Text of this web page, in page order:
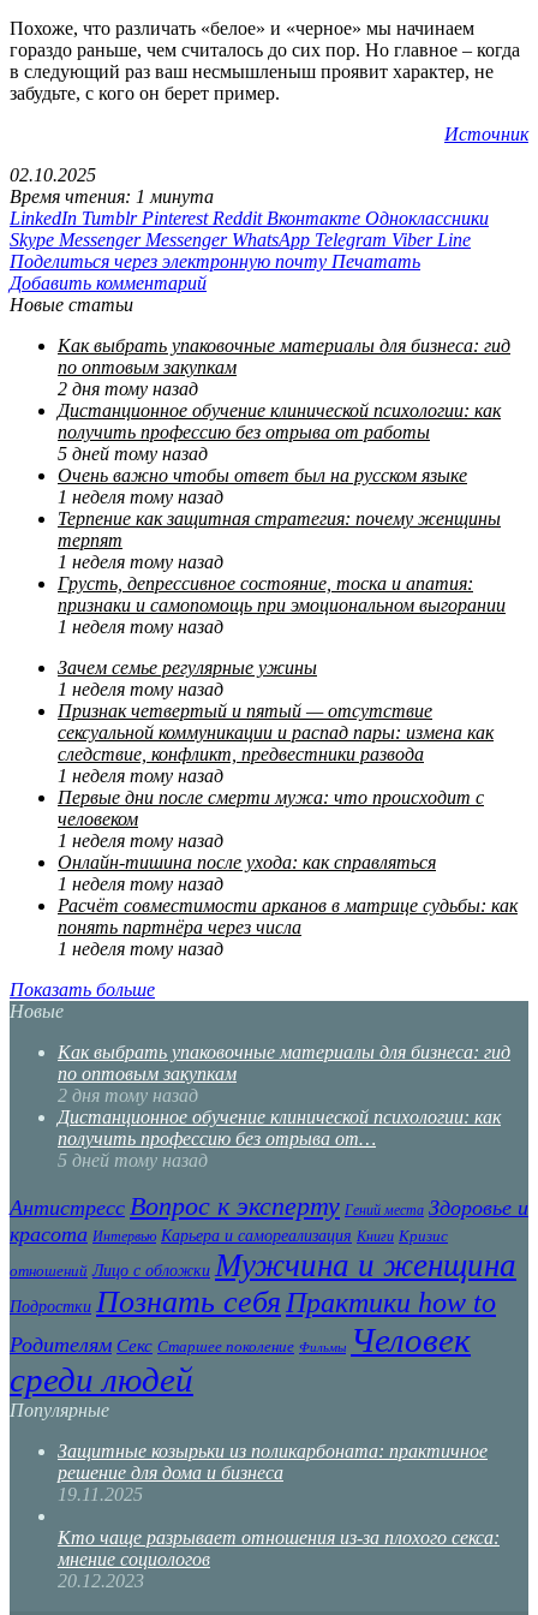
Похоже, что различать «белое» и «черное» мы начинаем
гораздо раньше, чем считалось до сих пор. Но главное – когда
в следующий раз ваш несмышленыш проявит характер, не
забудьте, с кого он берет пример.
Источник
02.10.2025
Время чтения: 1 минута
LinkedIn Tumblr Pinterest Reddit Вконтакте Одноклассники
Skype Messenger Messenger WhatsApp Telegram Viber Line
Поделиться через электронную почту Печатать
Добавить комментарий
Новые статьи
Как выбрать упаковочные материалы для бизнеса: гид
по оптовым закупкам
2 дня тому назад
Дистанционное обучение клинической психологии: как
получить профессию без отрыва от работы
5 дней тому назад
Очень важно чтобы ответ был на русском языке
1 неделя тому назад
Терпение как защитная стратегия: почему женщины
терпят
1 неделя тому назад
Грусть, депрессивное состояние, тоска и апатия:
признаки и самопомощь при эмоциональном выгорании
1 неделя тому назад
Зачем семье регулярные ужины
1 неделя тому назад
Признак четвертый и пятый — отсутствие
сексуальной коммуникации и распад пары: измена как
следствие, конфликт, предвестники развода
1 неделя тому назад
Первые дни после смерти мужа: что происходит с
человеком
1 неделя тому назад
Онлайн-тишина после ухода: как справляться
1 неделя тому назад
Расчёт совместимости арканов в матрице судьбы: как
понять партнёра через числа
1 неделя тому назад
Показать больше
Новые
Как выбрать упаковочные материалы для бизнеса: гид
по оптовым закупкам
2 дня тому назад
Дистанционное обучение клинической психологии: как
получить профессию без отрыва от…
5 дней тому назад
Антистресс Вопрос к эксперту Гений места Здоровье и
красота Интервью Карьера и самореализация Книги Кризис
отношений Лицо с обложки Мужчина и женщина
Подростки Познать себяПрактики how to
Родителям Секс Старшее поколение Фильмы
Человек
среди людей
Популярные
Защитные козырьки из поликарбоната: практичное
решение для дома и бизнеса
19.11.2025
Кто чаще разрывает отношения из-за плохого секса:
мнение социологов
20.12.2023